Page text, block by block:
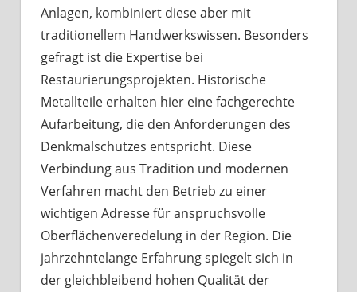
Anlagen, kombiniert diese aber mit
traditionellem Handwerkswissen. Besonders
gefragt ist die Expertise bei
Restaurierungsprojekten. Historische
Metallteile erhalten hier eine fachgerechte
Aufarbeitung, die den Anforderungen des
Denkmalschutzes entspricht. Diese
Verbindung aus Tradition und modernen
Verfahren macht den Betrieb zu einer
wichtigen Adresse für anspruchsvolle
Oberflächenveredelung in der Region. Die
jahrzehntelange Erfahrung spiegelt sich in
der gleichbleibend hohen Qualität der